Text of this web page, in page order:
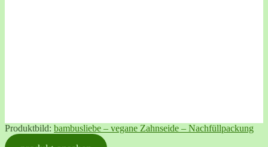
Produktbild: bambusliebe – vegane Zahnseide – Nachfüllpackung